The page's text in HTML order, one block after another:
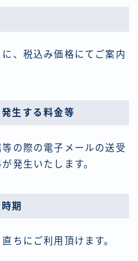
、税込み価格にてご案内
生する料金等
の際の電子メールの送受
発生いたします。
期
ちにご利用頂けます。